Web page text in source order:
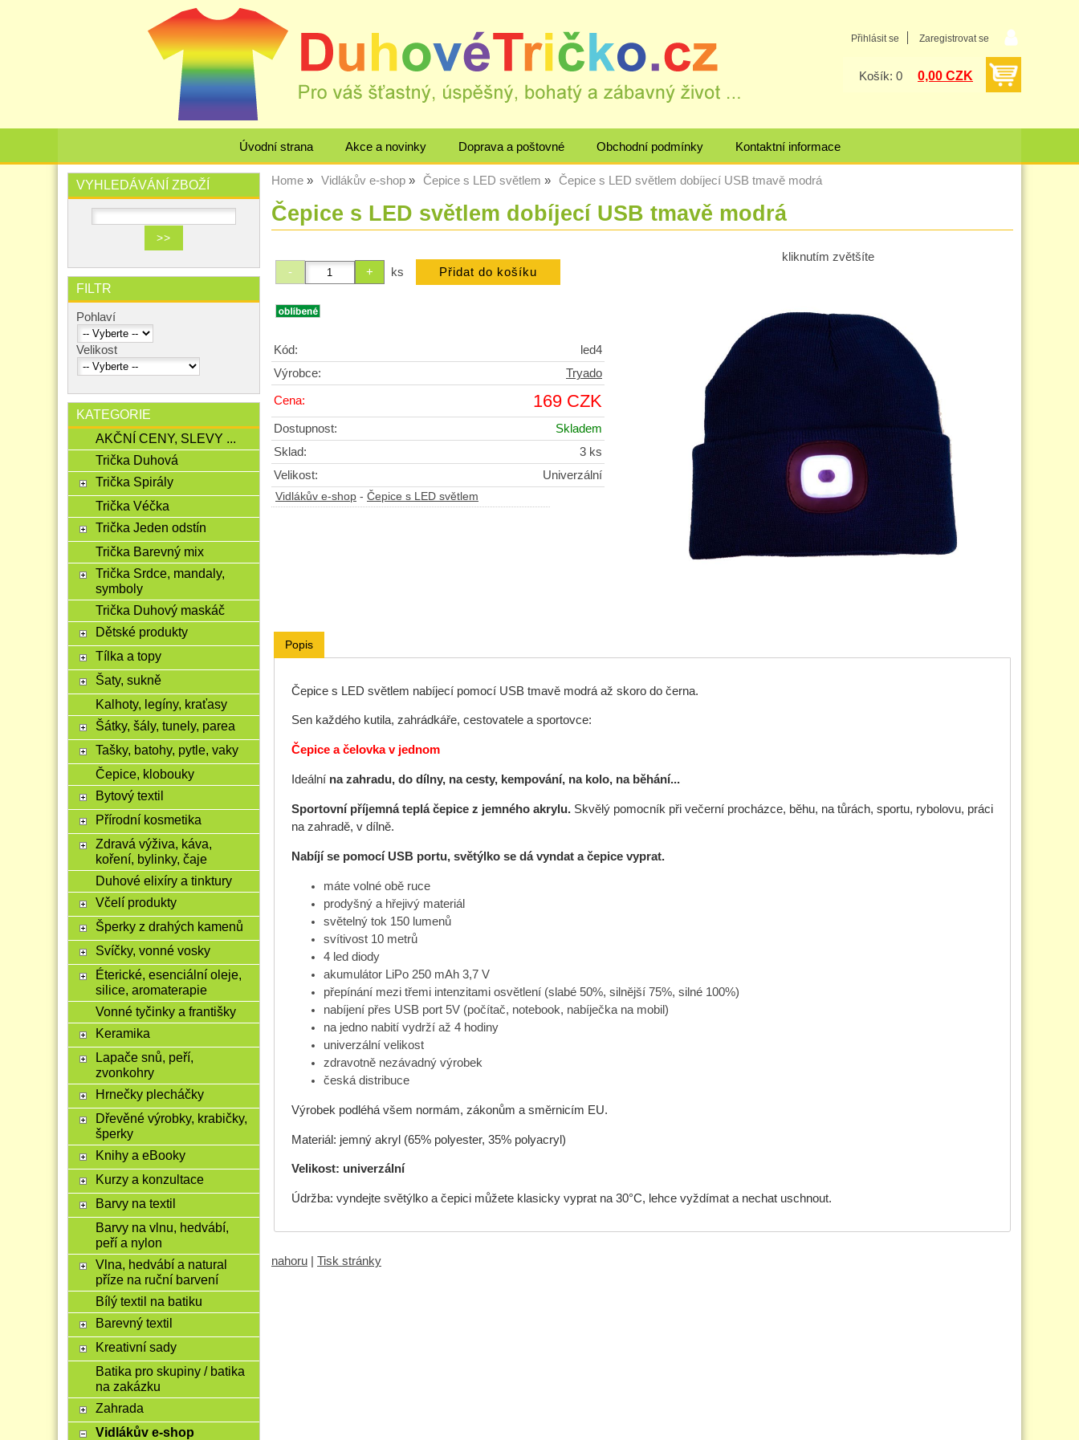
Přihlásit se Zaregistrovat se
Košík: 0 0,00 CZK
Úvodní strana Akce a novinky Doprava a poštovné Obchodní podmínky Kontaktní informace
Home Vidlákův e-shop Čepice s LED světlem Čepice s LED světlem dobíjecí USB tmavě modrá
Čepice s LED světlem dobíjecí USB tmavě modrá
kliknutím zvětšíte
ks
Kód:
led4
Výrobce:
Tryado
Cena: 169 CZK
Dostupnost:
Skladem
Sklad:
3 ks
Velikost:
Univerzální
Vidlákův e-shop - Čepice s LED světlem
Popis
Čepice s LED světlem nabíjecí pomocí USB tmavě modrá až skoro do černa.
Sen každého kutila, zahrádkáře, cestovatele a sportovce:
Čepice a čelovka v jednom
Ideální nazahradu, do dílny, na cesty, kempování, na kolo, na běhání...
Sportovní příjemná teplá čepice z jemného akrylu. Skvělý pomocník při večerní procházce, běhu, na tůrách, sportu, rybolovu, práci
na zahradě, v dílně.
Nabíjí se pomocí USB portu, světýlko se dá vyndat a čepice vyprat.
máte volné obě ruce
prodyšný a hřejivý materiál
světelný tok 150 lumenů
svítivost 10 metrů
4 led diody
akumulátor LiPo 250 mAh 3,7 V
přepínání mezi třemi intenzitami osvětlení (slabé 50%, silnější 75%, silné 100%)
nabíjení přes USB port 5V (počítač, notebook, nabíječka na mobil)
na jedno nabití vydrží až 4 hodiny
univerzální velikost
zdravotně nezávadný výrobek
česká distribuce
Výrobek podléhá všem normám, zákonům a směrnicím EU.
Materiál: jemný akryl (65% polyester, 35% polyacryl)
Velikost: univerzální
Údržba: vyndejte světýlko a čepici můžete klasicky vyprat na 30°C, lehce vyždímat a nechat uschnout.
nahoru Tisk stránky
VYHLEDÁVÁNÍ ZBOŽÍ
FILTR
Pohlaví
Velikost
KATEGORIE
AKČNÍ CENY, SLEVY ...
Trička Duhová
Trička Spirály
Trička Véčka
Trička Jeden odstín
Trička Barevný mix
Trička Srdce, mandaly,
symboly
Trička Duhový maskáč
Dětské produkty
Tílka a topy
Šaty, sukně
Kalhoty, legíny, kraťasy
Šátky, šály, tunely, parea
Tašky, batohy, pytle, vaky
Čepice, klobouky
Bytový textil
Přírodní kosmetika
Zdravá výživa, káva,
koření, bylinky, čaje
Duhové elixíry a tinktury
Včelí produkty
Šperky z drahých kamenů
Svíčky, vonné vosky
Éterické, esenciální oleje,
silice, aromaterapie
Vonné tyčinky a františky
Keramika
Lapače snů, peří,
zvonkohry
Hrnečky plecháčky
Dřevěné výrobky, krabičky,
šperky
Knihy a eBooky
Kurzy a konzultace
Barvy na textil
Barvy na vlnu, hedvábí,
peří a nylon
Vlna, hedvábí a natural
příze na ruční barvení
Bílý textil na batiku
Barevný textil
Kreativní sady
Batika pro skupiny / batika
na zakázku
Zahrada
Vidlákův e-shop